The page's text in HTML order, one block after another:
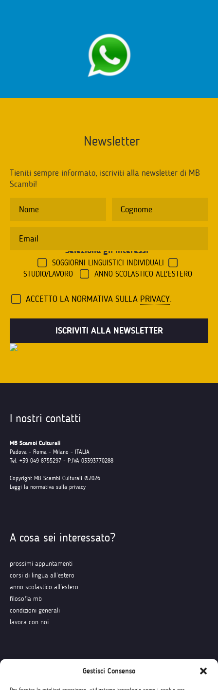
Gestisci Consenso
Newsletter
Tieniti sempre informato, iscriviti alla newsletter di MB
Scambi!
Seleziona gli interessi
SOGGIORNI LINGUISTICI INDIVIDUALI
STUDIO/LAVORO
ANNO SCOLASTICO ALL'ESTERO
ACCETTO LA NORMATIVA SULLA PRIVACY.
I nostri contatti
MB Scambi Culturali
Padova - Roma - Milano - ITALIA
Tel. +39 049 8755297 - P.IVA 03393770288
Copyright MB Scambi Culturali ©2026
Leggi la normativa sulla privacy
A cosa sei interessato?
prossimi appuntamenti
corsi di lingua all’estero
anno scolastico all’estero
filosofia mb
condizioni generali
lavora con noi